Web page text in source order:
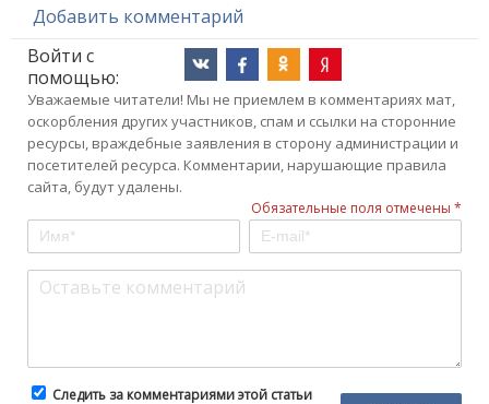
Добавить комментарий
Войти с
помощью:
Уважаемые читатели! Мы не приемлем в комментариях мат,
оскорбления других участников, спам и ссылки на сторонние
ресурсы, враждебные заявления в сторону администрации и
посетителей ресурса. Комментарии, нарушающие правила
сайта, будут удалены.
Обязательные поля отмечены *
Следить за комментариями этой статьи